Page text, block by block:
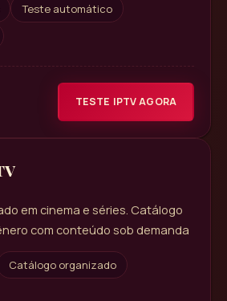
Teste automático
TESTE IPTV AGORA
em cinema e séries. Catálogo
com conteúdo sob demanda
Catálogo organizado